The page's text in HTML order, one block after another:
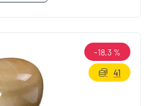
-18,3 %
41